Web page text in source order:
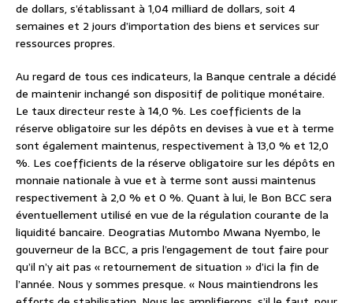
de dollars, s’établissant à 1,04 milliard de dollars, soit 4
semaines et 2 jours d’importation des biens et services sur
ressources propres.
Au regard de tous ces indicateurs, la Banque centrale a décidé
de maintenir inchangé son dispositif de politique monétaire.
Le taux directeur reste à 14,0 %. Les coefficients de la
réserve obligatoire sur les dépôts en devises à vue et à terme
sont également maintenus, respectivement à 13,0 % et 12,0
%. Les coefficients de la réserve obligatoire sur les dépôts en
monnaie nationale à vue et à terme sont aussi maintenus
respectivement à 2,0 % et 0 %. Quant à lui, le Bon BCC sera
éventuellement utilisé en vue de la régulation courante de la
liquidité bancaire. Deogratias Mutombo Mwana Nyembo, le
gouverneur de la BCC, a pris l’engagement de tout faire pour
qu’il n’y ait pas « retournement de situation » d’ici la fin de
l’année. Nous y sommes presque. « Nous maintiendrons les